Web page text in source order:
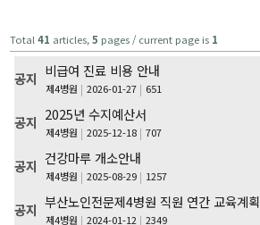
Total41 articles,5 pages / current page is 1
공지 비급여 진료 비용 안내
제4병원 2026-01-27 651
공지 2025년 수지예산서
제4병원 2025-12-18 707
공지 건강마루 개소안내
제4병원 2025-08-29 1257
공지 부산노인전문제4병원 직원 연간 교육계획
제4병원 2024-01-12 2349